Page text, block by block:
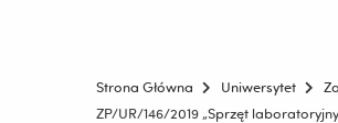
Strona Główna Uniwersytet
ZP/UR/146/2019 „Sprzęt